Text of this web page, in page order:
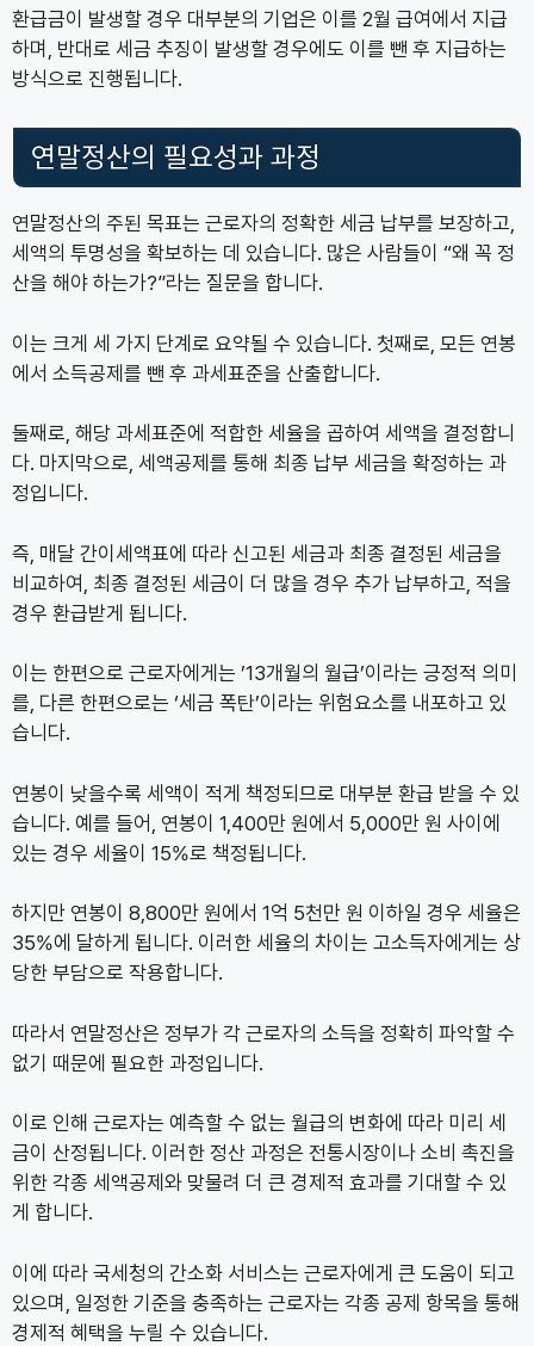
환급금이 발생할 경우 대부분의 기업은 이를 2월 급여에서 지급
하며, 반대로 세금 추징이 발생할 경우에도 이를 뺀 후 지급하는
방식으로 진행됩니다.
연말정산의 필요성과 과정
연말정산의 주된 목표는 근로자의 정확한 세금 납부를 보장하고,
세액의 투명성을 확보하는 데 있습니다. 많은 사람들이 “왜 꼭 정
산을 해야 하는가?”라는 질문을 합니다.
이는 크게 세 가지 단계로 요약될 수 있습니다. 첫째로, 모든 연봉
에서 소득공제를 뺀 후 과세표준을 산출합니다.
둘째로, 해당 과세표준에 적합한 세율을 곱하여 세액을 결정합니
다. 마지막으로, 세액공제를 통해 최종 납부 세금을 확정하는 과
정입니다.
즉, 매달 간이세액표에 따라 신고된 세금과 최종 결정된 세금을
비교하여, 최종 결정된 세금이 더 많을 경우 추가 납부하고, 적을
경우 환급받게 됩니다.
이는 한편으로 근로자에게는 ’13개월의 월급’이라는 긍정적 의미
를, 다른 한편으로는 ‘세금 폭탄’이라는 위험요소를 내포하고 있
습니다.
연봉이 낮을수록 세액이 적게 책정되므로 대부분 환급 받을 수 있
습니다. 예를 들어, 연봉이 1,400만 원에서 5,000만 원 사이에
있는 경우 세율이 15%로 책정됩니다.
하지만 연봉이 8,800만 원에서 1억 5천만 원 이하일 경우 세율은
35%에 달하게 됩니다. 이러한 세율의 차이는 고소득자에게는 상
당한 부담으로 작용합니다.
따라서 연말정산은 정부가 각 근로자의 소득을 정확히 파악할 수
없기 때문에 필요한 과정입니다.
이로 인해 근로자는 예측할 수 없는 월급의 변화에 따라 미리 세
금이 산정됩니다. 이러한 정산 과정은 전통시장이나 소비 촉진을
위한 각종 세액공제와 맞물려 더 큰 경제적 효과를 기대할 수 있
게 합니다.
이에 따라 국세청의 간소화 서비스는 근로자에게 큰 도움이 되고
있으며, 일정한 기준을 충족하는 근로자는 각종 공제 항목을 통해
경제적 혜택을 누릴 수 있습니다.